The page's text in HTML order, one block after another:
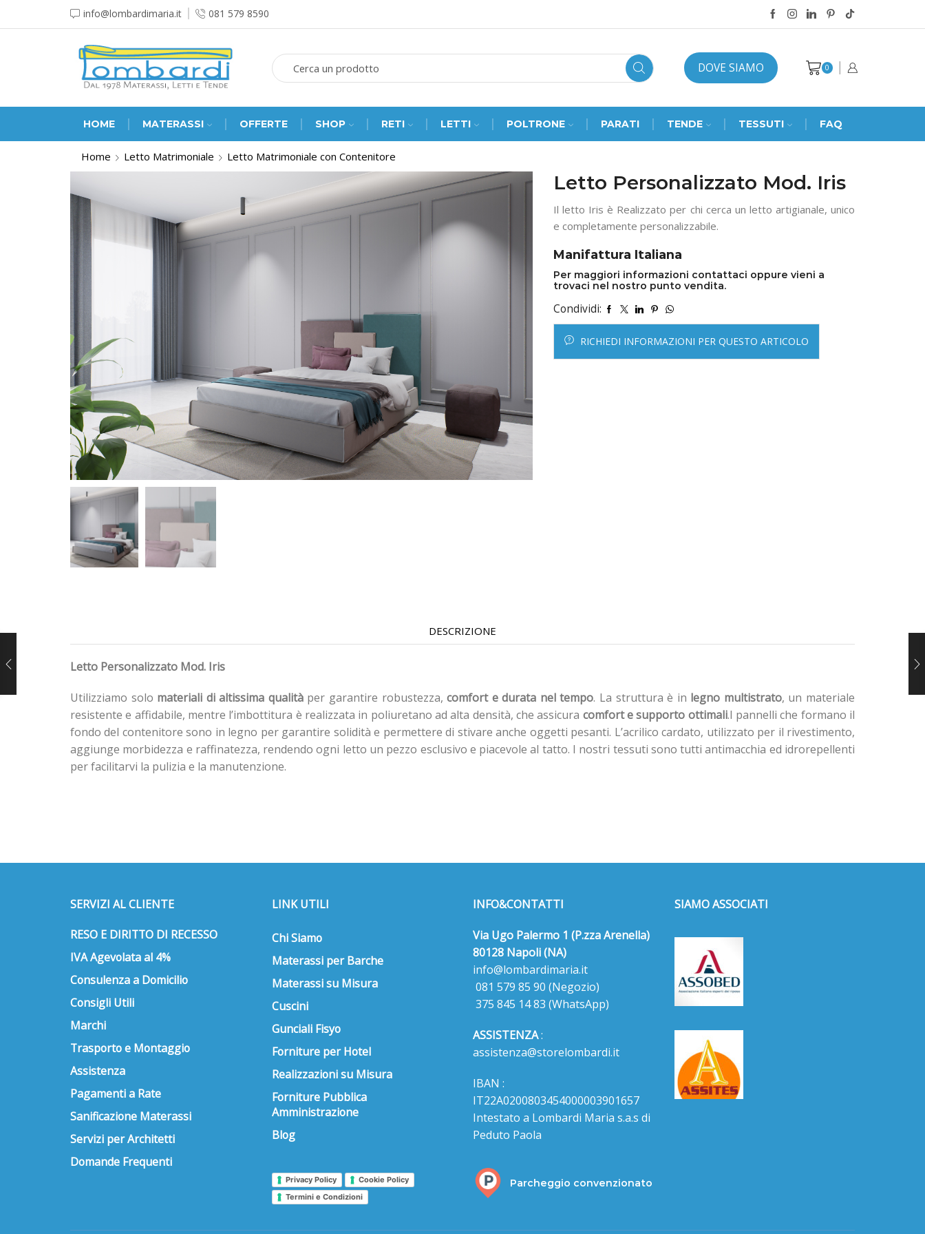
info@lombardimaria.it 081 579 8590
DOVE SIAMO 0
HOME MATERASSI OFFERTE SHOP RETI LETTI POLTRONE PARATI TENDE TESSUTI FAQ
Home Letto Matrimoniale Letto Matrimoniale con Contenitore
Letto Personalizzato Mod. Iris
Il letto Iris è Realizzato per chi cerca un letto artigianale, unico
e completamente personalizzabile.
Manifattura Italiana
Per maggiori informazioni contattaci oppure vieni a
trovaci nel nostro punto vendita.
Condividi:
RICHIEDI INFORMAZIONI PER QUESTO ARTICOLO
DESCRIZIONE
Letto Personalizzato Mod. Iris
Utilizziamo solo materiali di altissima qualitàper garantire robustezza,comfort e durata nel tempo. La struttura è in legno multistrato, un materiale
resistente e affidabile, mentre l’imbottitura è realizzata in poliuretano ad alta densità, che assicura comfort e supporto ottimali.I pannelli che formano il
fondo del contenitore sono in legno per garantire solidità e permettere di stivare anche oggetti pesanti. L’acrilico cardato, utilizzato per il rivestimento,
aggiunge morbidezza e raffinatezza, rendendo ogni letto un pezzo esclusivo e piacevole al tatto. I nostri tessuti sono tutti antimacchia ed idrorepellenti
per facilitarvi la pulizia e la manutenzione.
SERVIZI AL CLIENTE
RESO E DIRITTO DI RECESSO
IVA Agevolata al 4%
Consulenza a Domicilio
Consigli Utili
Marchi
Trasporto e Montaggio
Assistenza
Pagamenti a Rate
Sanificazione Materassi
Servizi per Architetti
Domande Frequenti
LINK UTILI
Chi Siamo
Materassi per Barche
Materassi su Misura
Cuscini
Gunciali Fisyo
Forniture per Hotel
Realizzazioni su Misura
Forniture Pubblica
Amministrazione
Blog
Privacy Policy
Cookie Policy
Termini e Condizioni
INFO&CONTATTI
Via Ugo Palermo 1 (P.zza Arenella)
80128 Napoli (NA)
info@lombardimaria.it
081 579 85 90 (Negozio)
375 845 14 83 (WhatsApp)
ASSISTENZA:
assistenza@storelombardi.it
IBAN :
IT22A0200803454000003901657
Intestato a Lombardi Maria s.a.s di
Peduto Paola
Parcheggio convenzionato
SIAMO ASSOCIATI